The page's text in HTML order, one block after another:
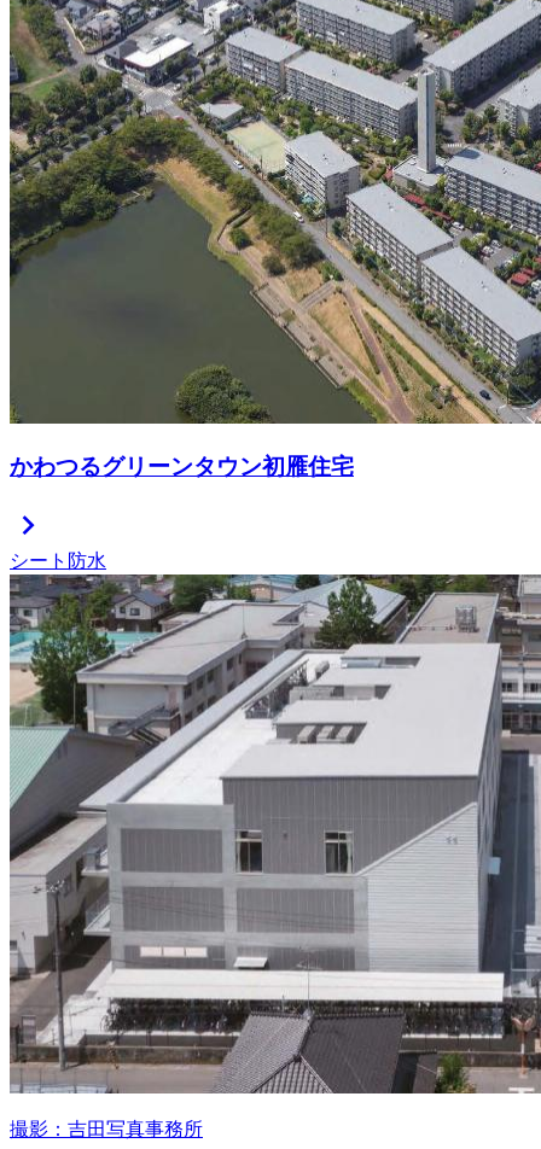
かわつるグリーンタウン初雁住宅
chevron_right
シート防水
撮影：吉田写真事務所